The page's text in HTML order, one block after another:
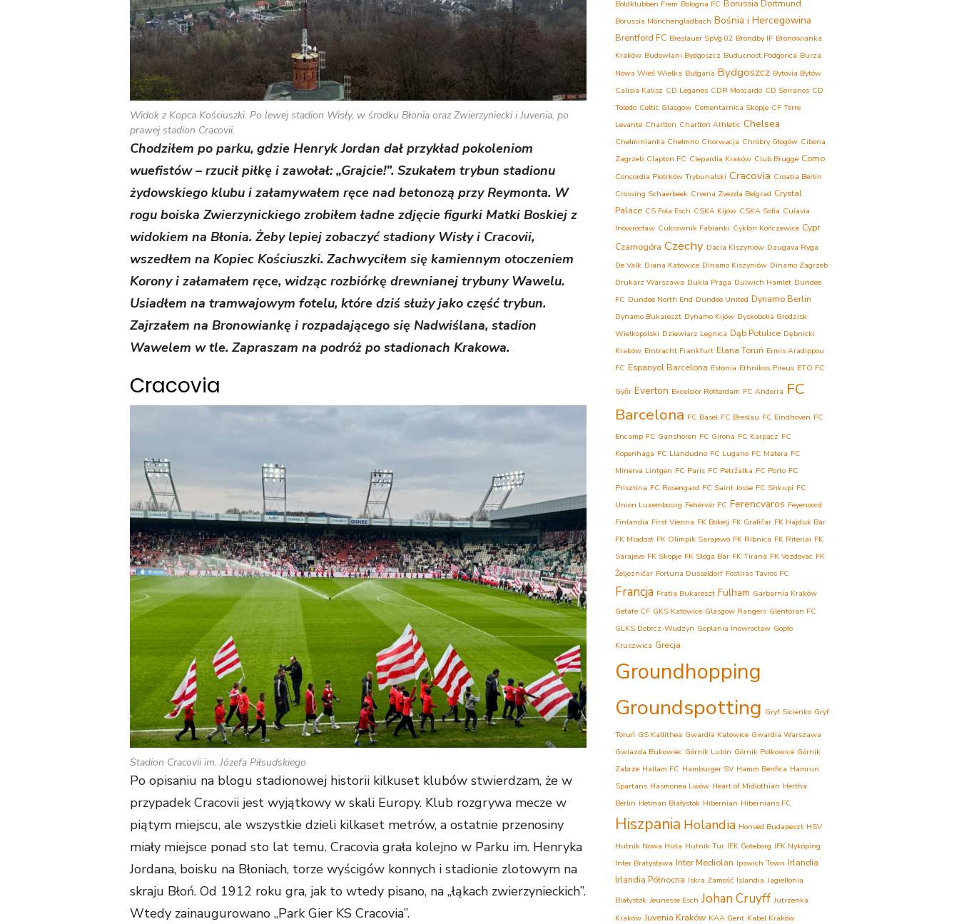
Widok z Kopca Kościuszki. Po lewej stadion Wisły, w środku Błonia oraz Zwierzyniecki i Juvenia, po
prawej stadion Cracovii.
Chodziłem po parku, gdzie Henryk Jordan dał przykład pokoleniom
wuefistów – rzucił piłkę i zawołał: „Grajcie!”. Szukałem trybun stadionu
żydowskiego klubu i załamywałem ręce nad betonozą przy Reymonta. W
rogu boiska Zwierzynickiego zrobiłem ładne zdjęcie figurki Matki Boskiej z
widokiem na Błonia. Żeby lepiej zobaczyć stadiony Wisły i Cracovii,
wszedłem na Kopiec Kościuszki. Zachwyciłem się kamiennym otoczeniem
Korony i załamałem ręce, widząc rozbiórkę drewnianej trybuny Wawelu.
Usiadłem na tramwajowym fotelu, które dziś służy jako część trybun.
Zajrzałem na Bronowiankę i rozpadającego się Nadwiślana, stadion
Wawelem w tle. Zapraszam na podróż po stadionach Krakowa.
Cracovia
Stadion Cracovii im. Józefa Piłsudskiego
Po opisaniu na blogu stadionowej historii kilkuset klubów stwierdzam, że w
przypadek Cracovii jest wyjątkowy w skali Europy. Klub rozgrywa mecze w
piątym miejscu, ale wszystkie dzieli kilkaset metrów, a ostatnie przenosiny
miały miejsce ponad sto lat temu. Cracovia grała kolejno w Parku im. Henryka
Jordana, boisku na Błoniach, torze wyścigów konnych i stadionie zlotowym na
skraju Błoń. Od 1912 roku gra, jak to wtedy pisano, na „łąkach zwierzynieckich”.
Wtedy zainaugurowano „Park Gier KS Cracovia”.
Boldklubben Frem Bologna FC Borussia Dortmund
Borussia Mönchengladbach Bośnia i Hercegowina
Brentford FC Breslauer SpVg 02 Brondby IF Bronowianka
Kraków Budowlani Bydgoszcz Buducnost Podgorica Burza
Nowa Wieś Wielka Bułgaria Bydgoszcz Bytovia Bytów
Calisia Kalisz CD Leganes CDR Moscardo CD Serranos CD
Toledo Celtic Glasgow Cementarnica Skopje CF Torre
Levante Charlton Charlton Athletic Chelsea
Chełminianka Chełmno Chorwacja Chrobry Głogów Cibona
Zagrzeb Clapton FC Clepardia Kraków Club Brugge Como
Concordia Piotrków Trybunalski Cracovia Croatia Berlin
Crossing Schaerbeek Crvena Zvezda Belgrad Crystal
Palace CS Fola Esch CSKA Kijów CSKA Sofia Cuiavia
Inowrocław Cukrownik Fabianki Cyklon Kończewice Cypr
Czarnogóra Czechy Dacia Kiszyniów Daugava Ryga
De Valk Diana Katowice Dinamo Kiszyniów Dinamo Zagrzeb
Drukarz Warszawa Dukla Praga Dulwich Hamlet Dundee
FC Dundee North End Dundee United Dynamo Berlin
Dynamo Bukareszt Dynamo Kijów Dyskobolia Grodzisk
Wielkopolski Dziewiarz Legnica Dąb Potulice Dębnicki
Kraków Eintracht Frankfurt Elana Toruń Ermis Aradippou
FC Espanyol Barcelona Estonia Ethnikos Pireus ETO FC
Győr Everton Excelsior Rotterdam FC Andorra FC
Barcelona FC Basel FC Breslau FC Eindhoven FC
Encamp FC Ganshoren FC Girona FC Karpacz FC
Kopenhaga FC Llandudno FC Lugano FC Matera FC
Minerva Lintgen FC Paris FC Petržalka FC Porto FC
Prisztina FC Rosengard FC Saint Josse FC Shkupi FC
Union Luxembourg Fehérvár FC Ferencvaros Feyenoord
Finlandia First Vienna FK Bokelj FK Grafičar FK Hajduk Bar
FK Mladost FK Olimpik Sarajewo FK Ribnica FK Riteriai FK
Sarajevo FK Skopje FK Sloga Bar FK Tirana FK Vozdovac FK
Željezničar Fortuna Dusseldorf Fostiras Tavros FC
Francja Fratia Bukareszt Fulham Garbarnia Kraków
Getafe CF GKS Katowice Glasgow Rangers Glentoran FC
GLKS Dobrcz-Wudzyn Goplania Inowrocław Gopło
Kruszwica Grecja
Groundhopping
Groundspotting Gryf Sicienko Gryf
Toruń GS Kallithea Gwardia Katowice Gwardia Warszawa
Gwiazda Bukowiec Górnik Lubin Górnik Polkowice Górnik
Zabrze Hallam FC Hamburger SV Hamm Benfica Hamrun
Spartans Hasmonea Lwów Heart of Midlothian Hertha
Berlin Hetman Białystok Hibernian Hibernians FC
Hiszpania Holandia Honved Budapeszt HSV
Hutnik Nowa Huta Hutnik Tur IFK Goteborg IFK Nyköping
Inter Bratysława Inter Mediolan Ipswich Town Irlandia
Irlandia Północna Iskra Zamość Islandia Jagiellonia
Białystok Jeunesse Esch Johan Cruyff Jutrzenka
Kraków Juvenia Kraków KAA Gent Kabel Kraków